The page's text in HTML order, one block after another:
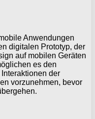
Anwendungen
digitalen Prototyp, der
auf mobilen Geräten
es den
der
vorzunehmen, bevor